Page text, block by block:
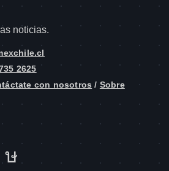
noticias.
2625
con nosotros / Sobre